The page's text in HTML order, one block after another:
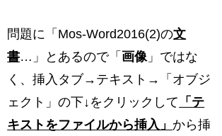
問題に「Mos-Word2016(2)の文
書…」とあるので「画像 」ではな
く、挿入タブ→テキスト→「オブジ
ェクト」の下↓をクリックして 「テ
キストをファイルから挿入」から挿